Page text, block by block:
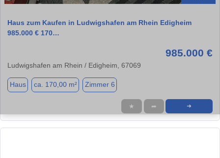
Haus zum Kaufen in Ludwigshafen am Rhein Edigheim
985.000 € 170…
985.000 €
Ludwigshafen am Rhein / Edigheim, 67069
Haus ca. 170,00 m² Zimmer 6
★ ➦ ➜